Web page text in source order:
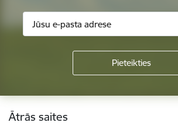
Kājene
Ātrās saites